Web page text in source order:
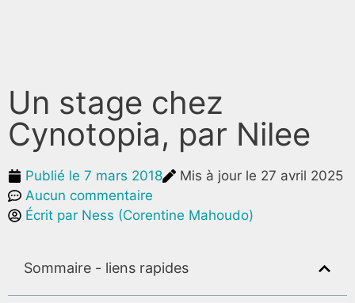
Un stage chez
Cynotopia, par Nilee
Publié le 7 mars 2018
Mis à jour le 27 avril 2025
Aucun commentaire
Écrit par Ness (Corentine Mahoudo)
Sommaire - liens rapides